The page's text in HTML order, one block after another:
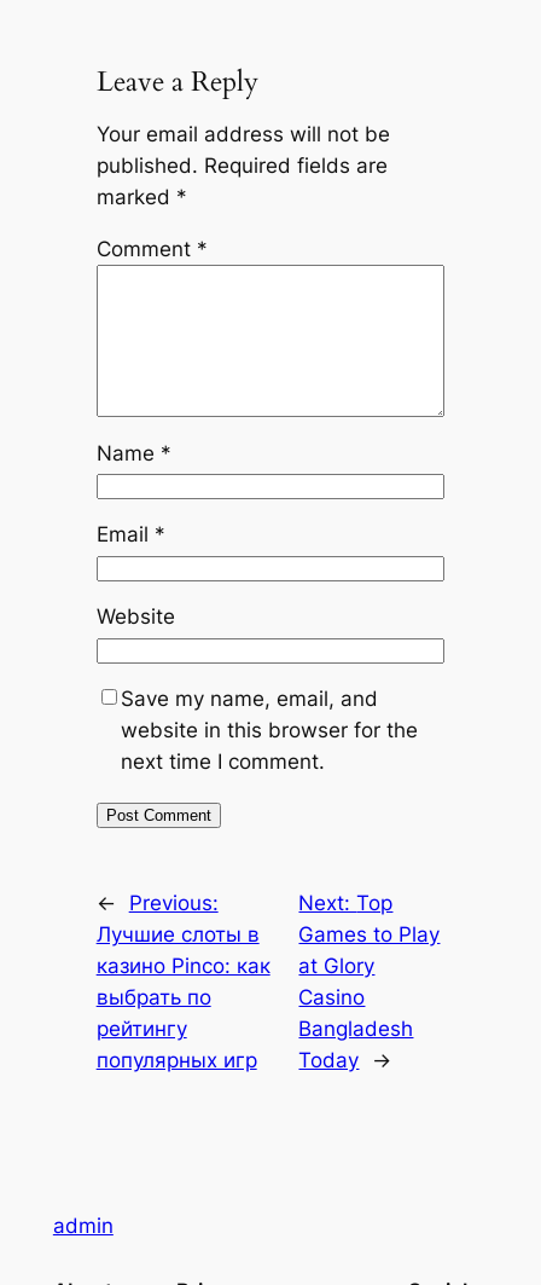
Leave a Reply
Your email address will not be
published. Required fields are
marked *
Comment *
Name *
Email *
Website
Save my name, email, and
website in this browser for the
next time I comment.
←
Previous:
Лучшие слоты в
казино Pinco: как
выбрать по
рейтингу
популярных игр
Next:Top
Games to Play
at Glory
Casino
Bangladesh
Today
→
admin